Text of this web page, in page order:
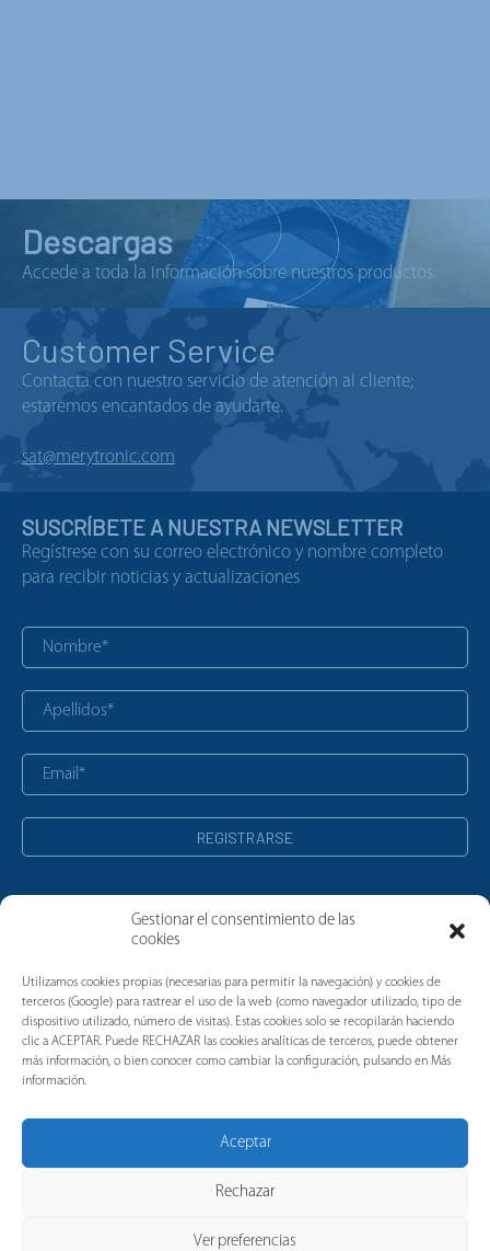
Gestionar el consentimiento de las
cookies
Utilizamos cookies propias (necesarias para permitir la navegación) y cookies de
terceros (Google) para rastrear el uso de la web (como navegador utilizado, tipo de
dispositivo utilizado, número de visitas). Estas cookies solo se recopilarán haciendo
clic a ACEPTAR. Puede RECHAZAR las cookies analíticas de terceros, puede obtener
más información, o bien conocer como cambiar la configuración, pulsando en Más
información.
Aceptar
Rechazar
Ver preferencias
Descargas
Accede a toda la información sobre nuestros productos.
Customer Service
Contacta con nuestro servicio de atención al cliente;
estaremos encantados de ayudarte.
sat@merytronic.com
SUSCRÍBETE A NUESTRA NEWSLETTER
Regístrese con su correo electrónico y nombre completo
para recibir noticias y actualizaciones
Noticias